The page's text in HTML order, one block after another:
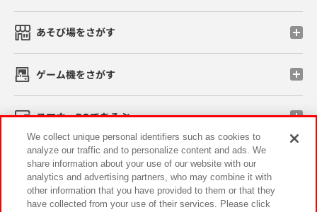
あそび場をさがす
ゲーム機をさがす
スマホ・PCであそぶ
イベント・キャンペーン
We collect unique personal identifiers such as cookies to
analyze our traffic and to personalize content and ads. We
share information about your use of our website with our
analytics and advertising partners, who may combine it with
other information that you have provided to them or that they
have collected from your use of their services. Please click